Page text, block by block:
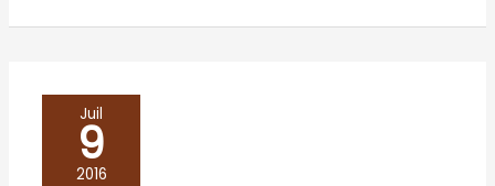
Juil
9
2016
colonialisme